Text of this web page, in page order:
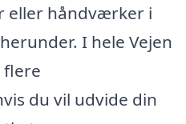
eller håndværker i
I hele Vejen
flere
du vil udvide din